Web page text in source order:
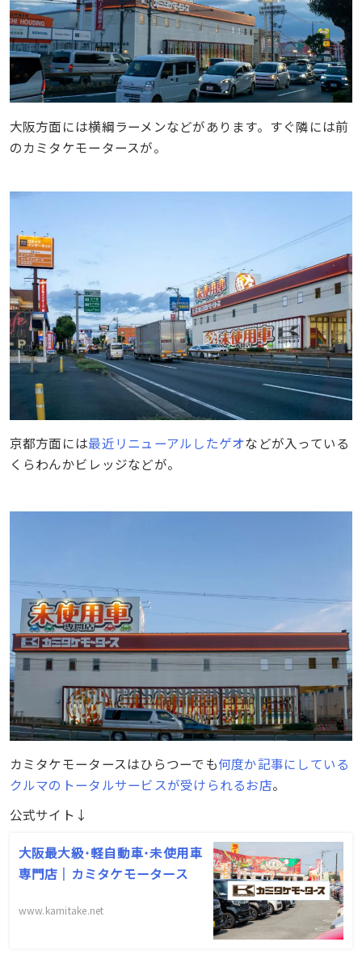
大阪方面には横綱ラーメンなどがあります。すぐ隣には前
のカミタケモータースが。
京都方面には最近リニューアルしたゲオなどが入っている
くらわんかビレッジなどが。
カミタケモータースはひらつーでも何度か記事にしている
クルマのトータルサービスが受けられるお店。
公式サイト↓
大阪最大級･軽自動車･未使用車
専門店｜カミタケモータース
www.kamitake.net